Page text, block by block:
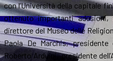
con l’Università della capitale
ottenuto importanti
direttore del Museo delle
Paola De Marchis, presidente
Roberto Arduini, presidente